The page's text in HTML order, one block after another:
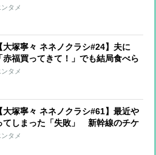
ンタメ
【大塚寧々 ネネノクラシ#24】夫に
「赤福買ってきて！」でも結局食べら
なかった話
ンタメ
【大塚寧々 ネネノクラシ#61】最近や
てしまった「失敗」 新幹線のチケ
ト紛失、ドアに顔面激突…夫は信じ
ンタメ